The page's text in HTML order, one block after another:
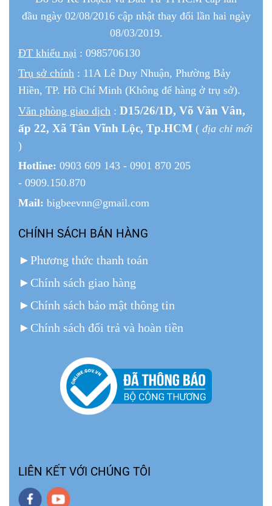
đầu ngày 02/08/2016 cập nhật thay đổi lần hai ngày
08/03/2019.
ĐT khiếu nại : 0985706130
Trụ sở chính : 11A Lê Duy Nhuận, Phường Bảy
Hiền, TP. Hồ Chí Minh (Không để hàng ở trụ sở).
Văn phòng giao dịch : D15/26/1D, Võ Văn Vân,
ấp 22, Xã Tân Vĩnh Lộc, Tp.HCM ( địa chỉ mới
)
Hotline: 0903 609 143 - 0901 870 205
- 0909.150.870
Mail: bigbeevnn@gmail.com
CHÍNH SÁCH BÁN HÀNG
►Phương thức thanh toán
► Chính sách giao hàng
► Chính sách bảo mật thông tin
► Chính sách đổi trả và hoàn tiền
LIÊN KẾT VỚI CHÚNG TÔI